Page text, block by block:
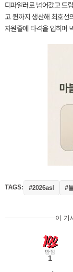
디파일러로 넘어갔고 드
고 퀸까지 생산해 최호선
자원줄에 타격을 입히며
TAGS: #2026asl #
이 기
만점
1